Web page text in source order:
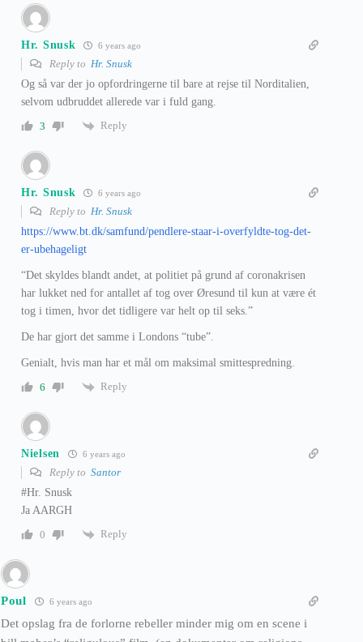
Hr. Snusk 6 years ago
Reply to Hr. Snusk
Og så var der jo opfordringerne til bare at rejse til Norditalien,
selvom udbruddet allerede var i fuld gang.
3
Reply
Hr. Snusk 6 years ago
Reply to Hr. Snusk
https://www.bt.dk/samfund/pendlere-staar-i-overfyldte-tog-det-
er-ubehageligt
“Det skyldes blandt andet, at politiet på grund af coronakrisen
har lukket ned for antallet af tog over Øresund til kun at være ét
tog i timen, hvor det tidligere var helt op til seks.”
De har gjort det samme i Londons “tube”.
Genialt, hvis man har et mål om maksimal smittespredning.
6
Reply
Nielsen 6 years ago
Reply to Santor
#Hr. Snusk
Ja AARGH
0
Reply
Poul 6 years ago
Det opslag fra de forlorne rebeller minder mig om en scene i